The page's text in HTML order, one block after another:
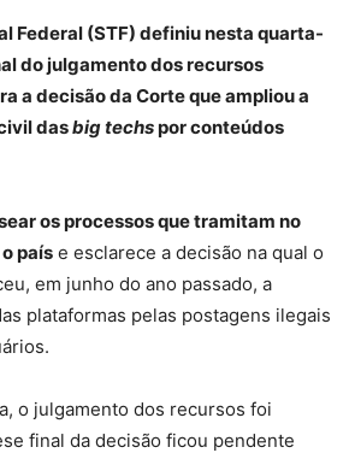
Federal (STF) definiu nesta quarta-
do julgamento dos recursos
a decisão da Corte que ampliou a
dasbig techspor conteúdos
os processos que tramitam no
país e esclarece a decisão na qual o
em junho do ano passado, a
plataformas pelas postagens ilegais
o julgamento dos recursos foi
final da decisão ficou pendente